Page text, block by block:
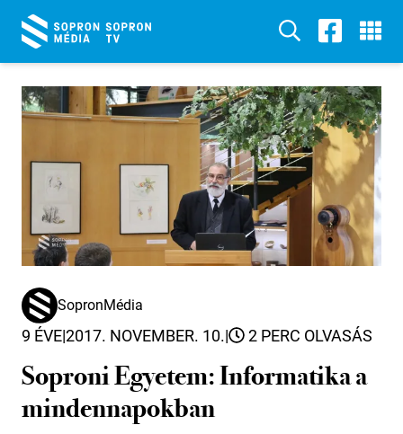
SopronMédia
9 ÉVE|2017. NOVEMBER. 10.| 2 PERC OLVASÁS
Soproni Egyetem: Informatika a
mindennapokban